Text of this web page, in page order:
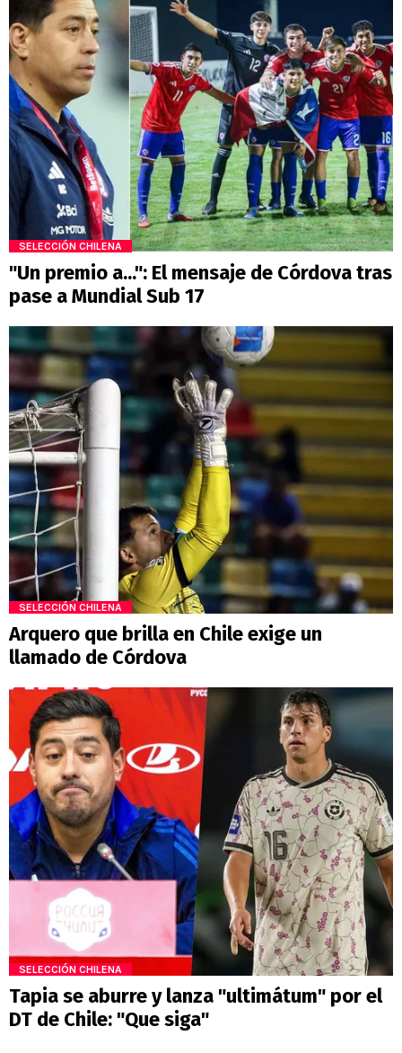
SELECCIÓN CHILENA
"Un premio a...": El mensaje de Córdova tras
pase a Mundial Sub 17
SELECCIÓN CHILENA
Arquero que brilla en Chile exige un
llamado de Córdova
SELECCIÓN CHILENA
Tapia se aburre y lanza "ultimátum" por el
DT de Chile: "Que siga"